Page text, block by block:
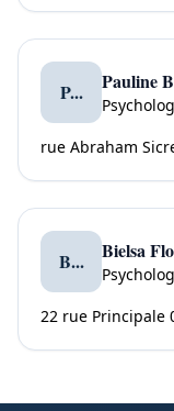
P...
rue Abraham
B... Bielsa
22 rue Principale